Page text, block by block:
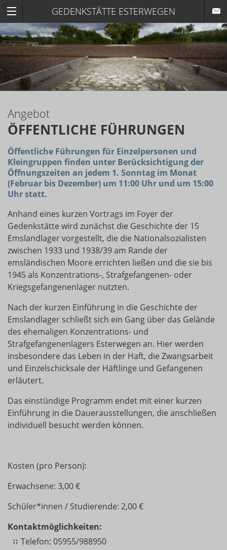
GEDENKSTÄTTE ESTERWEGEN
Angebot
ÖFFENTLICHE FÜHRUNGEN
Öffentliche Führungen für Einzelpersonen und
Kleingruppen finden unter Berücksichtigung der
Öffnungszeiten an jedem 1. Sonntag im Monat
(Februar bis Dezember) um 11:00 Uhr und um 15:00
Uhr statt.
Anhand eines kurzen Vortrags im Foyer der
Gedenkstätte wird zunächst die Geschichte der 15
Emslandlager vorgestellt, die die Nationalsozialisten
zwischen 1933 und 1938/39 am Rande der
emsländischen Moore errichten ließen und die sie bis
1945 als Konzentrations-, Strafgefangenen- oder
Kriegsgefangenenlager nutzten.
Nach der kurzen Einführung in die Geschichte der
Emslandlager schließt sich ein Gang über das Gelände
des ehemaligen Konzentrations- und
Strafgefangenenlagers Esterwegen an. Hier werden
insbesondere das Leben in der Haft, die Zwangsarbeit
und Einzelschicksale der Häftlinge und Gefangenen
erläutert.
Das einstündige Programm endet mit einer kurzen
Einführung in die Dauerausstellungen, die anschließen
individuell besucht werden können.
Kosten (pro Person):
Erwachsene: 3,00 €
Schüler*innen / Studierende: 2,00 €
Kontaktmöglichkeiten:
Telefon: 05955/988950